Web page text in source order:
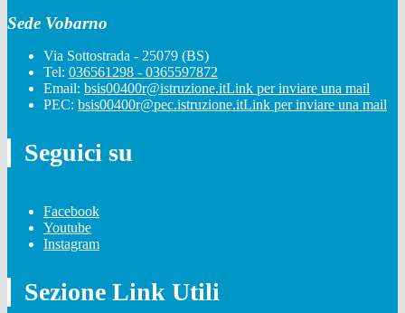
Sede Vobarno
Via Sottostrada - 25079 (BS)
Tel: 036561298 - 0365597872
Email: bsis00400r@istruzione.itLink per inviare una mail
PEC: bsis00400r@pec.istruzione.itLink per inviare una mail
Seguici su
Facebook
Youtube
Instagram
Sezione Link Utili